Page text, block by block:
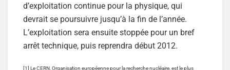
d’exploitation continue pour la physique, qui
devrait se poursuivre jusqu’à la fin de l’année.
L’exploitation sera ensuite stoppée pour un bref
arrêt technique, puis reprendra début 2012.
[1] Le CERN, Organisation européenne pour la recherche nucléaire, est le plus